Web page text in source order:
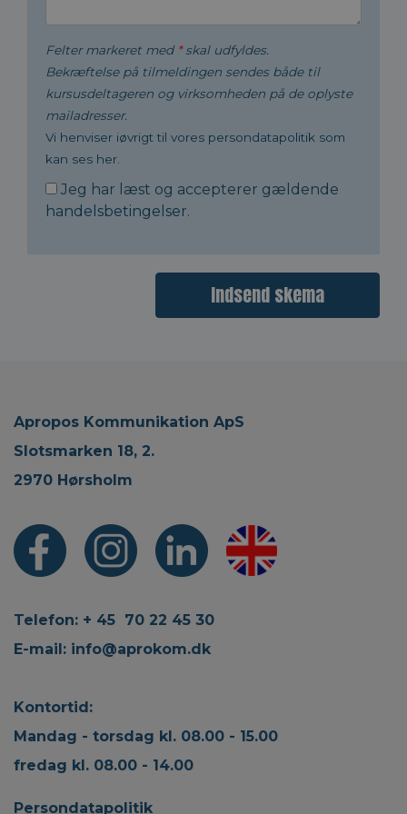
Felter markeret med *skal udfyldes.
Bekræftelse på tilmeldingen sendes både til
kursusdeltageren og virksomheden på de oplyste
mailadresser.
Vi henviser iøvrigt til vores persondatapolitik som
kan ses her.
Jeg har læst og accepterer gældende
handelsbetingelser.
Indsend skema
Apropos Kommunikation ApS
Slotsmarken 18, 2.
2970 Hørsholm
Telefon: + 45 70 22 45 30
E-mail: info@aprokom.dk
Kontortid:
Mandag - torsdag kl. 08.00 - 15.00
fredag kl. 08.00 - 14.00
Persondatapolitik